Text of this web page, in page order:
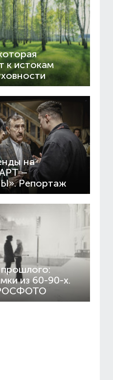
к истокам
на
–
Репортаж
из 60-90-х.